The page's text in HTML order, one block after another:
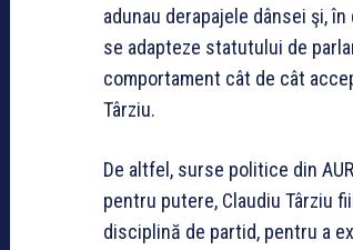
adunau derapajele dânsei şi,
se adapteze statutului de
comportament cât de cât
Târziu.
De altfel, surse politice din
pentru putere, Claudiu Târziu
disciplină de partid, pentru a